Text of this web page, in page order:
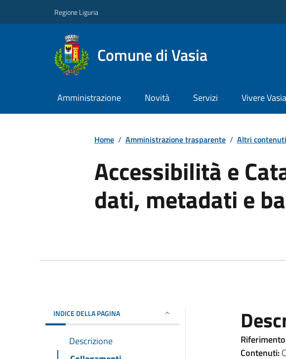
Regione Liguria
Comune di Vasia
Amministrazione Novità Servizi Vivere Vasia
Home / Amministrazione trasparente / Altri contenuti
Accessibilità e
dati, metadati e
INDICE DELLA PAGINA
Descrizione
Contenuti: